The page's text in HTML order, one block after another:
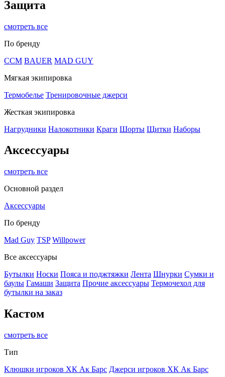
Защита
смотреть все
По бренду
CCM BAUER MAD GUY
Мягкая экипировка
Термобелье Тренировочные джерси
Жесткая экипировка
Нагрудники Налокотники Краги Шорты Щитки Наборы
Аксессуары
смотреть все
Основной раздел
Аксессуары
По бренду
Mad Guy TSP Willpower
Все аксессуары
Бутылки Носки Пояса и поджтяжки Лента Шнурки Сумки и
баулы Гамаши Защита Прочие аксессуары Термочехол для
бутылки на заказ
Кастом
смотреть все
Тип
Клюшки игроков ХК Ак Барс Джерси игроков ХК Ак Барс